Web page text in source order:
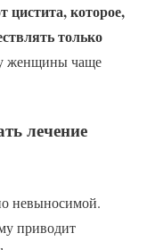
цистита, которое,
только
женщины чаще
лечение
невыносимой.
приводит